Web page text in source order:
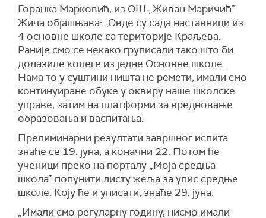
Горанка Марковић, из ОШ „Живан Маричић”
Жича објашњава: „Овде су сада наставници из
4 основне школе са територије Краљева.
Раније смо се некако груписали тако што би
долазиле колеге из једне Основне школе.
Нама то у суштини ништа не ремети, имали смо
континуиране обуке у оквиру наше школске
управе, затим на платформи за вредновање
образовања и васпитања.
Прелиминарни резултати завршног испита
знаће се 19. јуна, а коначни 22. Потом ће
ученици преко на порталу „Моја средња
школа” попунити листу жеља за упис средње
школе. Коју ће и уписати, знаће 29. јуна.
„Имали смо регуларну годину, нисмо имали